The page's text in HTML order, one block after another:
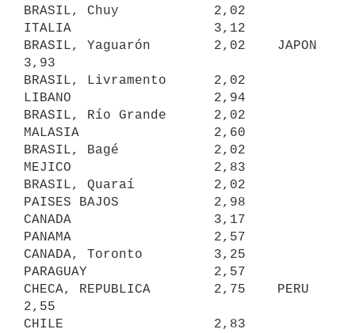
BRASIL, Chuy            2,02
ITALIA                  3,12
BRASIL, Yaguarón        2,02    JAPON
3,93
BRASIL, Livramento      2,02
LIBANO                  2,94
BRASIL, Río Grande      2,02
MALASIA                 2,60
BRASIL, Bagé            2,02
MEJICO                  2,83
BRASIL, Quaraí          2,02
PAISES BAJOS            2,98
CANADA                  3,17
PANAMA                  2,57
CANADA, Toronto         3,25
PARAGUAY                2,57
CHECA, REPUBLICA        2,75    PERU
2,55
CHILE                   2,83